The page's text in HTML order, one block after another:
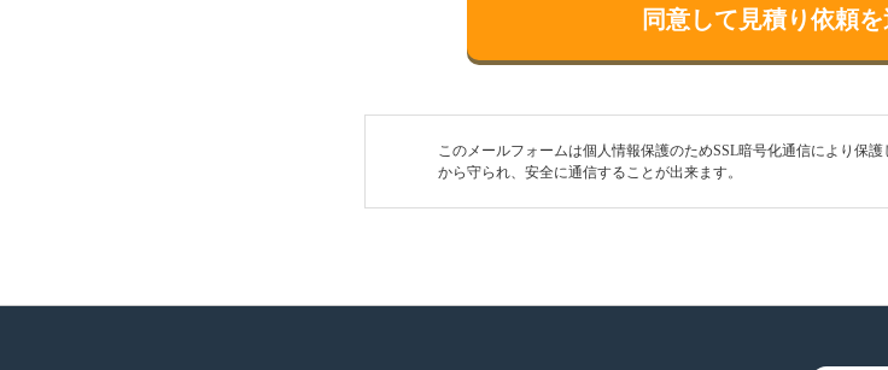
同意して見積り依頼
このメールフォームは個人情報保護のためSSL暗号化通信により保
から守られ、安全に通信することが出来ます。